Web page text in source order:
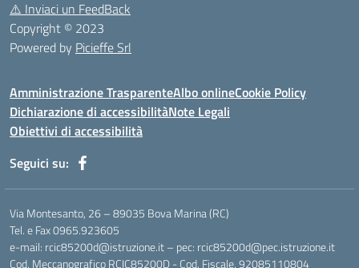
⚠️ Inviaci un FeedBack
Copyright © 2023
Powered by Picieffe Srl
Amministrazione TrasparenteAlbo onlineCookie Policy
Dichiarazione di accessibilitàNote Legali
Obiettivi di accessibilità
Seguici su:
Via Montesanto, 26 – 89035 Bova Marina (RC)
Tel. e Fax 0965.923605
e-mail: rcic85200d@istruzione.it – pec: rcic85200d@pec.istruzione.it
Cod. Meccanografico RCIC85200D - Cod. Fiscale. 92085110804